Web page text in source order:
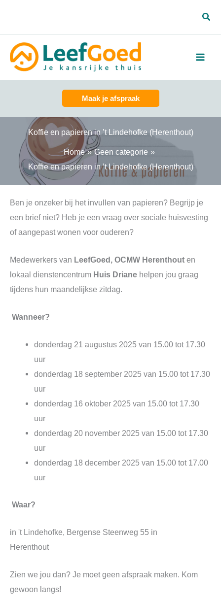
de
inhoud
Maak je afspraak
Koffie en papieren in ’t Lindehofke (Herenthout)
Home
Geen categorie
Koffie en papieren in ’t Lindehofke (Herenthout)
Ben je onzeker bij het invullen van papieren? Begrijp je
een brief niet? Heb je een vraag over sociale huisvesting
of aangepast wonen voor ouderen?
Medewerkers van LeefGoed, OCMW Herenthout en
lokaal dienstencentrum Huis Driane helpen jou graag
tijdens hun maandelijkse zitdag.
Wanneer?
donderdag 21 augustus 2025 van 15.00 tot 17.30
uur
donderdag 18 september 2025 van 15.00 tot 17.30
uur
donderdag 16 oktober 2025 van 15.00 tot 17.30
uur
donderdag 20 november 2025 van 15.00 tot 17.30
uur
donderdag 18 december 2025 van 15.00 tot 17.00
uur
Waar?
in 't Lindehofke, Bergense Steenweg 55 in
Herenthout
Zien we jou dan? Je moet geen afspraak maken. Kom
gewoon langs!